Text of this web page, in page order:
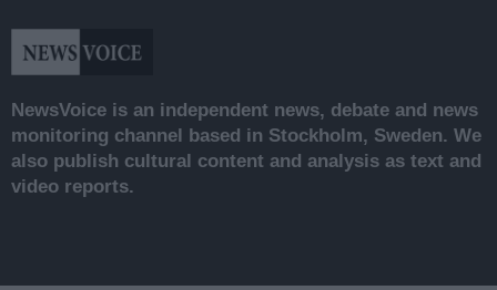
NewsVoice is an independent news, debate and news
monitoring channel based in Stockholm, Sweden. We
also publish cultural content and analysis as text and
video reports.